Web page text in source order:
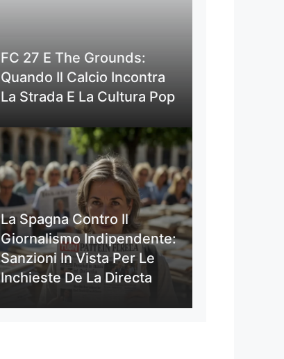
FC 27 E The Grounds:
Quando Il Calcio Incontra
La Strada E La Cultura Pop
La Spagna Contro Il
Giornalismo Indipendente:
Sanzioni In Vista Per Le
Inchieste De La Directa